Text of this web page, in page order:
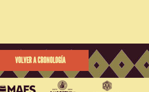
VOLVER A CRONOLOGÍA